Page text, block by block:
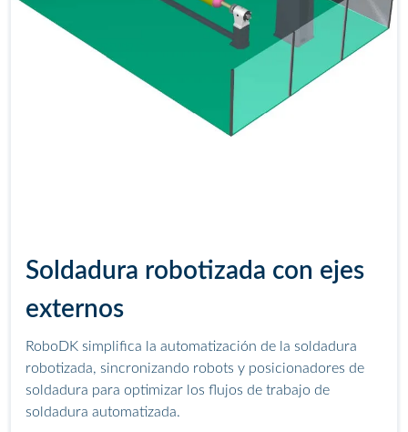
Soldadura robotizada con ejes
externos
RoboDK simplifica la automatización de la soldadura
robotizada, sincronizando robots y posicionadores de
soldadura para optimizar los flujos de trabajo de
soldadura automatizada.